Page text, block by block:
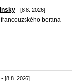
- [8.8. 2026]
berana
- [8.8. 2026]